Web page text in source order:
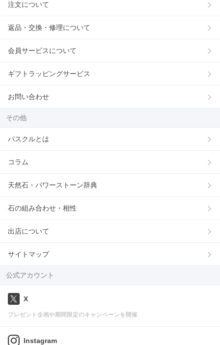
注文について
返品・交換・修理について
会員サービスについて
ギフトラッピングサービス
お問い合わせ
その他
パスクルとは
コラム
天然石・パワーストーン辞典
石の組み合わせ・相性
出店について
サイトマップ
公式アカウント
X
プレゼント企画や期間限定のキャンペーンを開催
Instagram